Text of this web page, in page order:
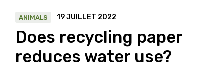
ANIMALS 19 JUILLET 2022
Does recycling paper
reduces water use?